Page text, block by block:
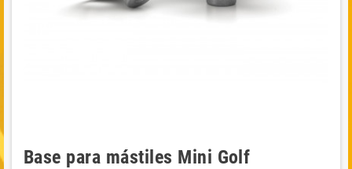
Base para mástiles Mini Golf